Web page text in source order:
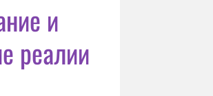
и
реалии